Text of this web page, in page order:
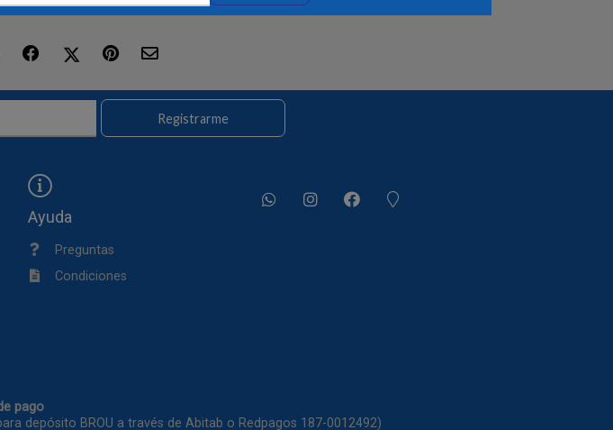
Registrarme
Ayuda
Preguntas
Condiciones
pago
depósito BROU a través de Abitab o Redpagos 187-0012492)